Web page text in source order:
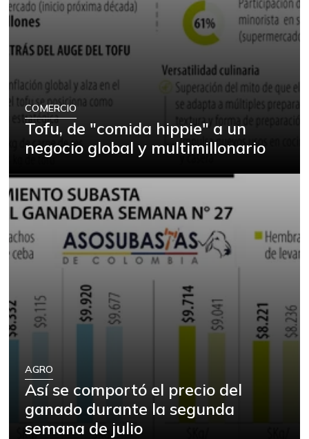
COMERCIO
Tofu, de "comida hippie" a un
negocio global y multimillonario
AGRO
Así se comportó el precio del
ganado durante la segunda
semana de julio